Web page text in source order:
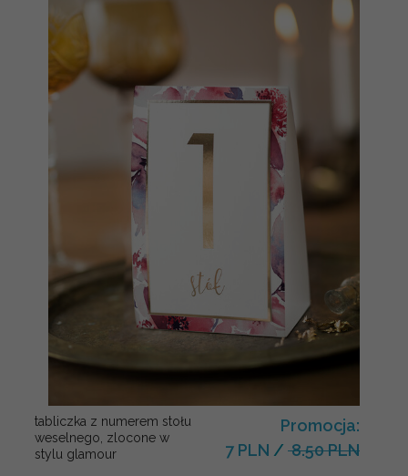
tabliczka z numerem stołu
weselnego, zlocone w
stylu glamour
Promocja:
7 PLN / 8.50 PLN